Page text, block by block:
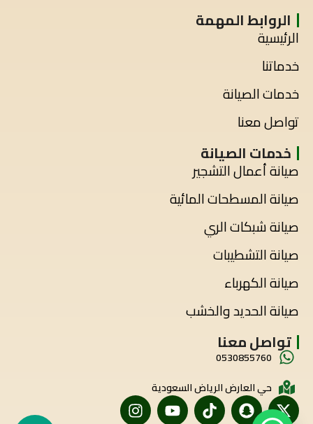
الروابط المهمة
الرئيسية
خدماتنا
خدمات الصيانة
تواصل معنا
خدمات الصيانة
صيانة أعمال التشجير
صيانة المسطحات المائية
صيانة شبكات الري
صيانة التشطيبات
صيانة الكهرباء
صيانة الحديد والخشب
تواصل معنا
0530855760
حي العارض الرياض السعودية